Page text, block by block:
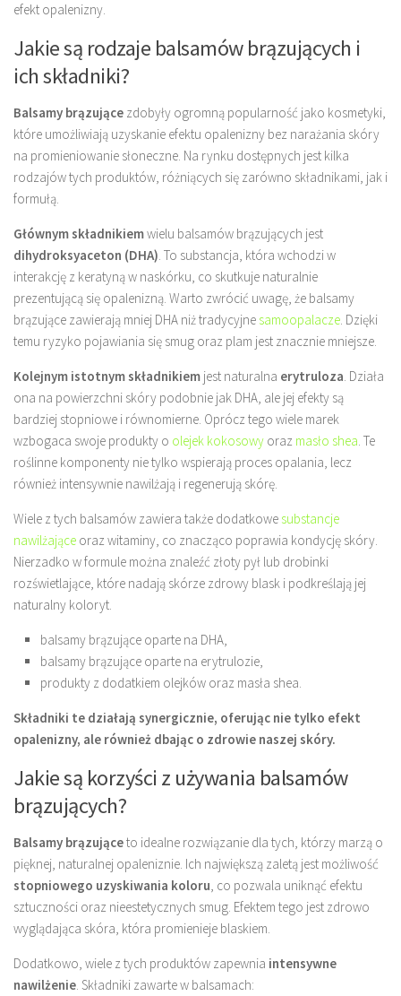
efekt opalenizny.
Jakie są rodzaje balsamów brązujących i
ich składniki?
Balsamy brązujące zdobyły ogromną popularność jako kosmetyki,
które umożliwiają uzyskanie efektu opalenizny bez narażania skóry
na promieniowanie słoneczne. Na rynku dostępnych jest kilka
rodzajów tych produktów, różniących się zarówno składnikami, jak i
formułą.
Głównym składnikiemwielu balsamów brązujących jest
dihydroksyaceton (DHA). To substancja, która wchodzi w
interakcję z keratyną w naskórku, co skutkuje naturalnie
prezentującą się opalenizną. Warto zwrócić uwagę, że balsamy
brązujące zawierają mniej DHA niż tradycyjne samoopalacze. Dzięki
temu ryzyko pojawiania się smug oraz plam jest znacznie mniejsze.
Kolejnym istotnym składnikiem jest naturalna erytruloza. Działa
ona na powierzchni skóry podobnie jak DHA, ale jej efekty są
bardziej stopniowe i równomierne. Oprócz tego wiele marek
wzbogaca swoje produkty o olejek kokosowy oraz masło shea. Te
roślinne komponenty nie tylko wspierają proces opalania, lecz
również intensywnie nawilżają i regenerują skórę.
Wiele z tych balsamów zawiera także dodatkowe substancje
nawilżające oraz witaminy, co znacząco poprawia kondycję skóry.
Nierzadko w formule można znaleźć złoty pył lub drobinki
rozświetlające, które nadają skórze zdrowy blask i podkreślają jej
naturalny koloryt.
balsamy brązujące oparte na DHA,
balsamy brązujące oparte na erytrulozie,
produkty z dodatkiem olejków oraz masła shea.
Składniki te działają synergicznie, oferując nie tylko efekt
opalenizny, ale również dbając o zdrowie naszej skóry.
Jakie są korzyści z używania balsamów
brązujących?
Balsamy brązująceto idealne rozwiązanie dla tych, którzy marzą o
pięknej, naturalnej opaleniznie. Ich największą zaletą jest możliwość
stopniowego uzyskiwania koloru, co pozwala uniknąć efektu
sztuczności oraz nieestetycznych smug. Efektem tego jest zdrowo
wyglądająca skóra, która promienieje blaskiem.
Dodatkowo, wiele z tych produktów zapewnia intensywne
nawilżenie. Składniki zawarte w balsamach: